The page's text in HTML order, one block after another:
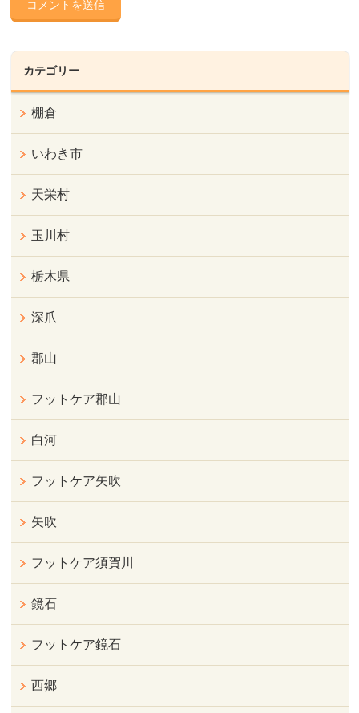
カテゴリー
棚倉
いわき市
天栄村
玉川村
栃木県
深爪
郡山
フットケア郡山
白河
フットケア矢吹
矢吹
フットケア須賀川
鏡石
フットケア鏡石
西郷